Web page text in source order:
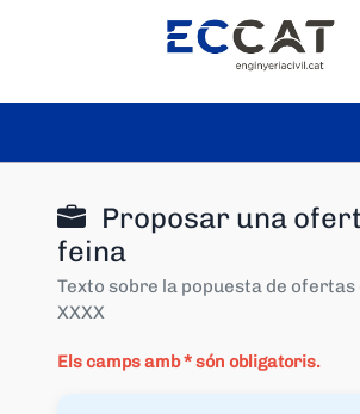
Proposar una
feina
Texto sobre la popuesta de ofertas
XXXX
Els camps amb * són obligatoris.